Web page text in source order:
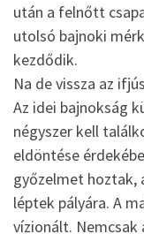
után a felnőtt
utolsó bajnoki
kezdődik.
Na de vissza az
Az idei bajnokság
négyszer kell
eldöntése
győzelmet hoztak,
léptek pályára. A
vízionált.